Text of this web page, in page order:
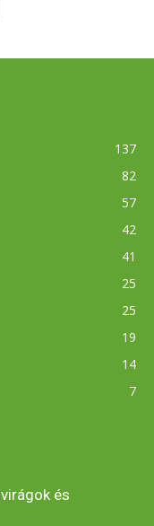
137
82
57
42
41
25
25
19
14
7
és